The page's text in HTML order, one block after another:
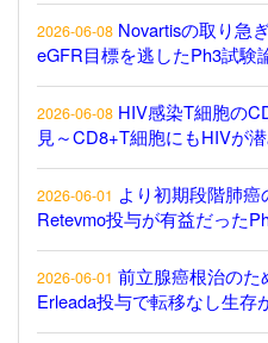
2026-06-08 Novartisの取り急
eGFR目標を逃したPh3試験
2026-06-08 HIV感染T細胞の
見～CD8+T細胞にもHIVが
2026-06-01 より初期段階肺
Retevmo投与が有益だった
2026-06-01 前立腺癌根治のた
Erleada投与で転移なし生存